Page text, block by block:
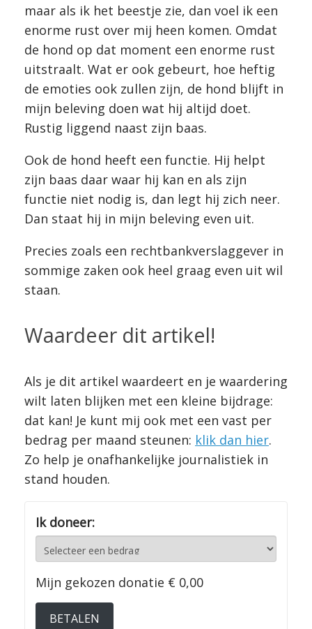
maar als ik het beestje zie, dan voel ik een
enorme rust over mij heen komen. Omdat
de hond op dat moment een enorme rust
uitstraalt. Wat er ook gebeurt, hoe heftig
de emoties ook zullen zijn, de hond blijft in
mijn beleving doen wat hij altijd doet.
Rustig liggend naast zijn baas.
Ook de hond heeft een functie. Hij helpt
zijn baas daar waar hij kan en als zijn
functie niet nodig is, dan legt hij zich neer.
Dan staat hij in mijn beleving even uit.
Precies zoals een rechtbankverslaggever in
sommige zaken ook heel graag even uit wil
staan.
Waardeer dit artikel!
Als je dit artikel waardeert en je waardering
wilt laten blijken met een kleine bijdrage:
dat kan! Je kunt mij ook met een vast per
bedrag per maand steunen: klik dan hier.
Zo help je onafhankelijke journalistiek in
stand houden.
Ik doneer:
Mijn gekozen donatie € 0,00
BETALEN